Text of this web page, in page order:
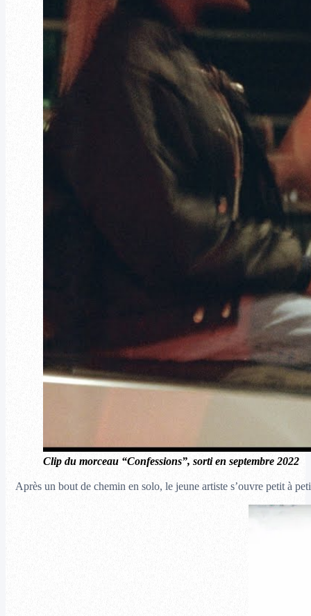
Clip du morceau “Confessions”, sorti en septembre 2022
Après un bout de chemin en solo, le jeune artiste s’ouvre petit à